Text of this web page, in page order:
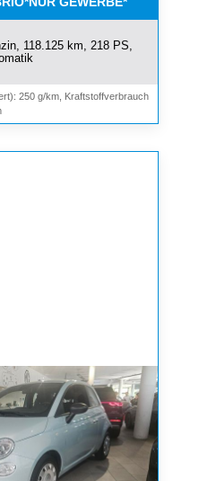
118.125 km, 218 PS,
250 g/km, Kraftstoffverbrauch